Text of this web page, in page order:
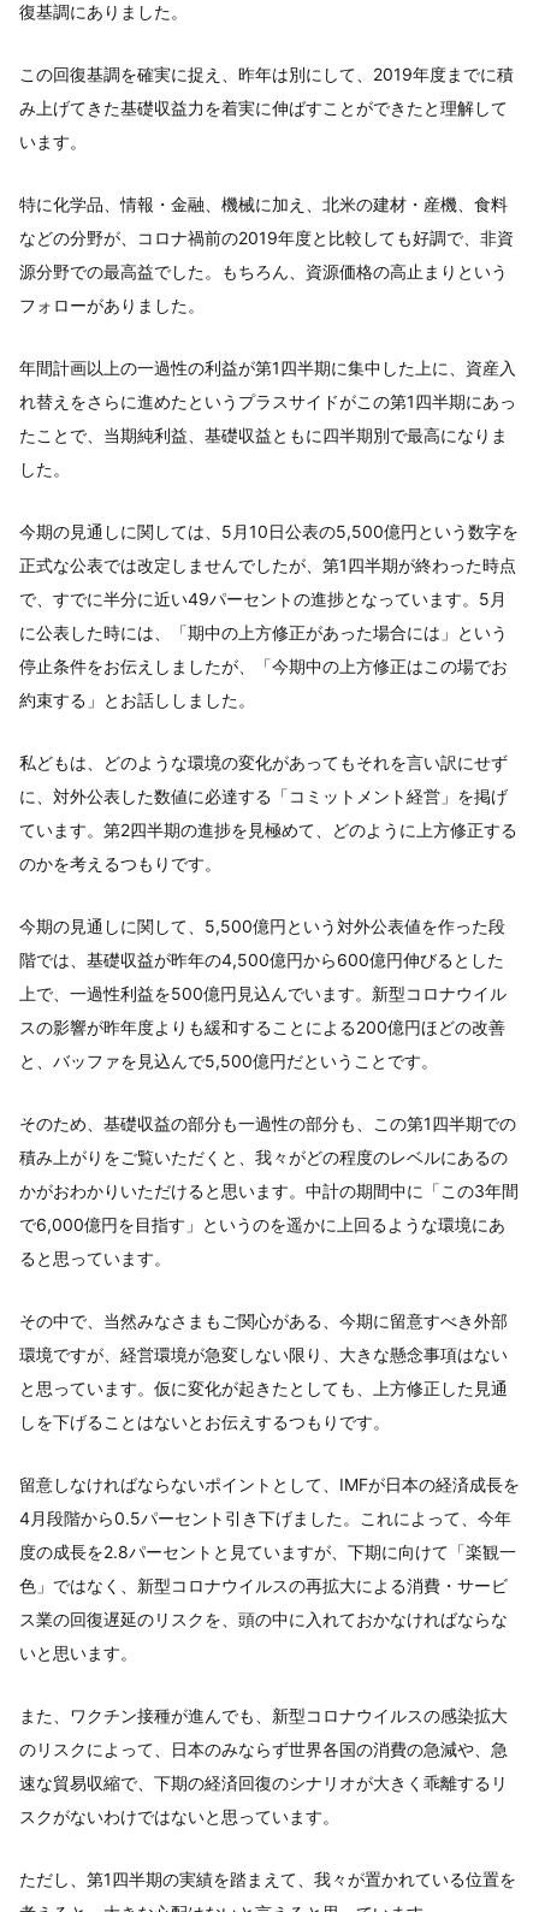
復基調にありました。
この回復基調を確実に捉え、昨年は別にして、2019年度までに積
み上げてきた基礎収益力を着実に伸ばすことができたと理解して
います。
特に化学品、情報・金融、機械に加え、北米の建材・産機、食料
などの分野が、コロナ禍前の2019年度と比較しても好調で、非資
源分野での最高益でした。もちろん、資源価格の高止まりという
フォローがありました。
年間計画以上の一過性の利益が第1四半期に集中した上に、資産入
れ替えをさらに進めたというプラスサイドがこの第1四半期にあっ
たことで、当期純利益、基礎収益ともに四半期別で最高になりま
した。
今期の見通しに関しては、5月10日公表の5,500億円という数字を
正式な公表では改定しませんでしたが、第1四半期が終わった時点
で、すでに半分に近い49パーセントの進捗となっています。5月
に公表した時には、「期中の上方修正があった場合には」という
停止条件をお伝えしましたが、「今期中の上方修正はこの場でお
約束する」とお話ししました。
私どもは、どのような環境の変化があってもそれを言い訳にせず
に、対外公表した数値に必達する「コミットメント経営」を掲げ
ています。第2四半期の進捗を見極めて、どのように上方修正する
のかを考えるつもりです。
今期の見通しに関して、5,500億円という対外公表値を作った段
階では、基礎収益が昨年の4,500億円から600億円伸びるとした
上で、一過性利益を500億円見込んでいます。新型コロナウイル
スの影響が昨年度よりも緩和することによる200億円ほどの改善
と、バッファを見込んで5,500億円だということです。
そのため、基礎収益の部分も一過性の部分も、この第1四半期での
積み上がりをご覧いただくと、我々がどの程度のレベルにあるの
かがおわかりいただけると思います。中計の期間中に「この3年間
で6,000億円を目指す」というのを遥かに上回るような環境にあ
ると思っています。
その中で、当然みなさまもご関心がある、今期に留意すべき外部
環境ですが、経営環境が急変しない限り、大きな懸念事項はない
と思っています。仮に変化が起きたとしても、上方修正した見通
しを下げることはないとお伝えするつもりです。
留意しなければならないポイントとして、IMFが日本の経済成長を
4月段階から0.5パーセント引き下げました。これによって、今年
度の成長を2.8パーセントと見ていますが、下期に向けて「楽観一
色」ではなく、新型コロナウイルスの再拡大による消費・サービ
ス業の回復遅延のリスクを、頭の中に入れておかなければならな
いと思います。
また、ワクチン接種が進んでも、新型コロナウイルスの感染拡大
のリスクによって、日本のみならず世界各国の消費の急減や、急
速な貿易収縮で、下期の経済回復のシナリオが大きく乖離するリ
スクがないわけではないと思っています。
ただし、第1四半期の実績を踏まえて、我々が置かれている位置を